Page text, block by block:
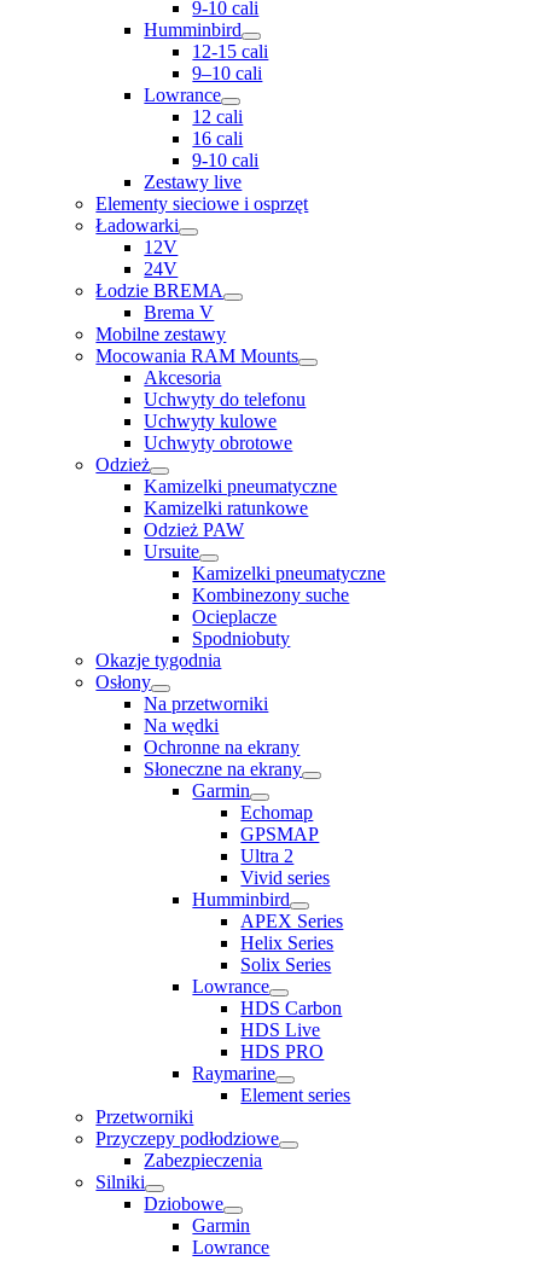
9-10 cali
Humminbird
12-15 cali
9–10 cali
Lowrance
12 cali
16 cali
9-10 cali
Zestawy live
Elementy sieciowe i osprzęt
Ładowarki
12V
24V
Łodzie BREMA
Brema V
Mobilne zestawy
Mocowania RAM Mounts
Akcesoria
Uchwyty do telefonu
Uchwyty kulowe
Uchwyty obrotowe
Odzież
Kamizelki pneumatyczne
Kamizelki ratunkowe
Odzież PAW
Ursuite
Kamizelki pneumatyczne
Kombinezony suche
Ocieplacze
Spodniobuty
Okazje tygodnia
Osłony
Na przetworniki
Na wędki
Ochronne na ekrany
Słoneczne na ekrany
Garmin
Echomap
GPSMAP
Ultra 2
Vivid series
Humminbird
APEX Series
Helix Series
Solix Series
Lowrance
HDS Carbon
HDS Live
HDS PRO
Raymarine
Element series
Przetworniki
Przyczepy podłodziowe
Zabezpieczenia
Silniki
Dziobowe
Garmin
Lowrance